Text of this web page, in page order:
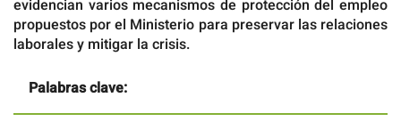
evidencian varios mecanismos de protección del empleo
propuestos por el Ministerio para preservar las relaciones
laborales y mitigar la crisis.
Palabras clave: